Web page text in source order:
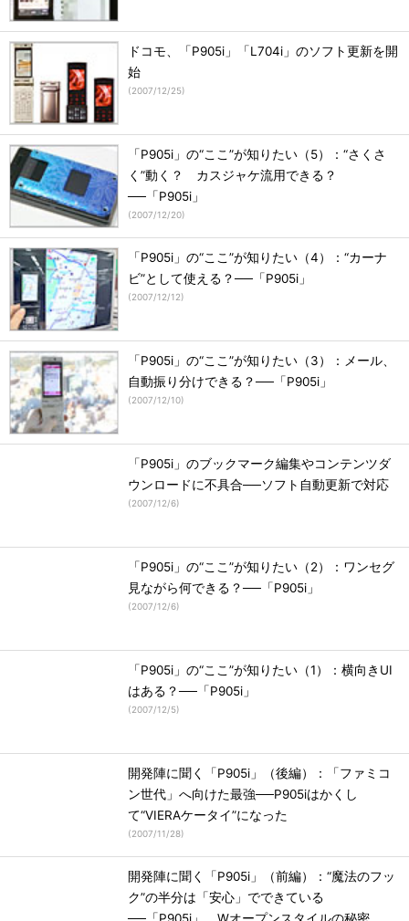
ドコモ、「P905i」「L704i」のソフト更新を開
始
(2007/12/25)
「P905i」の“ここ”が知りたい（5）：“さくさ
く”動く？ カスジャケ流用できる？
──「P905i」
(2007/12/20)
「P905i」の“ここ”が知りたい（4）：“カーナ
ビ”として使える？──「P905i」
(2007/12/12)
「P905i」の“ここ”が知りたい（3）：メール、
自動振り分けできる？──「P905i」
(2007/12/10)
「P905i」のブックマーク編集やコンテンツダ
ウンロードに不具合──ソフト自動更新で対応
(2007/12/6)
「P905i」の“ここ”が知りたい（2）：ワンセグ
見ながら何できる？──「P905i」
(2007/12/6)
「P905i」の“ここ”が知りたい（1）：横向きUI
はある？──「P905i」
(2007/12/5)
開発陣に聞く「P905i」（後編）：「ファミコ
ン世代」へ向けた最強──P905iはかくし
て“VIERAケータイ”になった
(2007/11/28)
開発陣に聞く「P905i」（前編）：“魔法のフッ
ク”の半分は「安心」でできている